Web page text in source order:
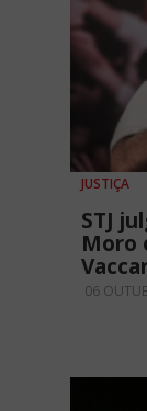
JUSTIÇA
STJ
Moro
06